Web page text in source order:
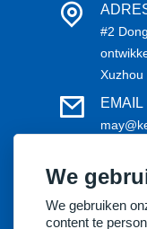
#2
Xuzhou
EMAIL
We
We gebruiken
content te